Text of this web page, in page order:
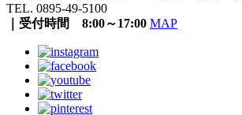
TEL. 0895-49-5100
｜受付時間 8:00～17:00 MAP